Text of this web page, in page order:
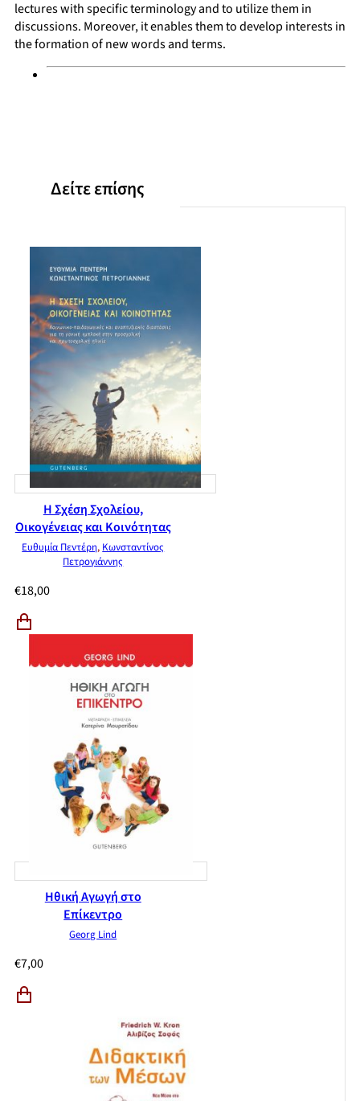
lectures with specific terminology and to utilize them in
discussions. Moreover, it enables them to develop interests in
the formation of new words and terms.
Δείτε επίσης
Η Σχέση Σχολείου,
Οικογένειας και Κοινότητας
Ευθυμία Πεντέρη, Κωνσταντίνος
Πετρογιάννης
€18,00
Ηθική Αγωγή στο
Επίκεντρο
Georg Lind
€7,00